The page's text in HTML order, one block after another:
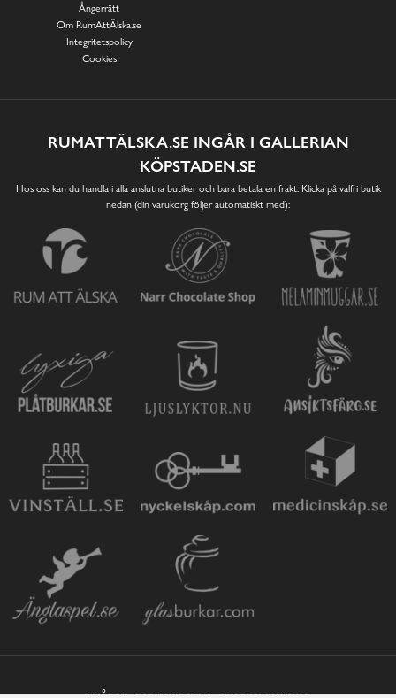
Ångerrätt
Om RumAttÄlska.se
Integritetspolicy
Cookies
RUMATTÄLSKA.SE INGÅR I GALLERIAN
KÖPSTADEN.SE
Hos oss kan du handla i alla anslutna butiker och bara betala en frakt. Klicka på valfri butik
nedan (din varukorg följer automatiskt med):